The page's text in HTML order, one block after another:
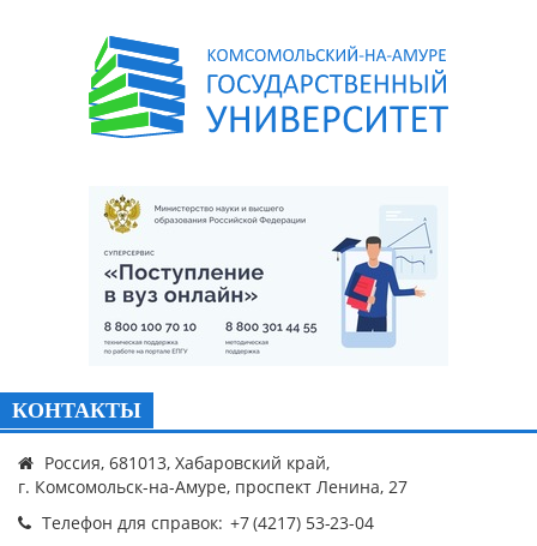
КОНТАКТЫ
Россия, 681013, Хабаровский край,
г. Комсомольск-на-Амуре, проспект Ленина, 27
Телефон для справок: